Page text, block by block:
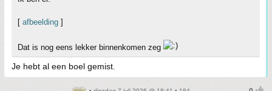
[ afbeelding ]
Dat is nog eens lekker binnenkomen zeg
Je hebt al een boel gemist.